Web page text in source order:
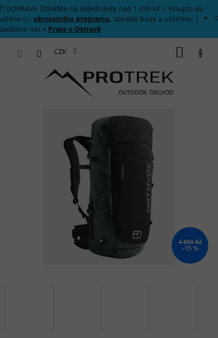
Přejít na obsah
DOPRAVA ZDARMA na objednávky nad 1.499 Kč | Vstupte do
👉 věrnostního programu, sbírejte body a ušetřete. | 📍
nás v Praze a Ostravě
CZK
4 899 Kč
–15 %